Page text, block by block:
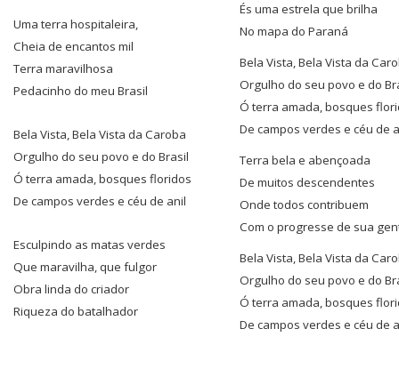
Uma terra hospitaleira,
Cheia de encantos mil
Terra maravilhosa
Pedacinho do meu Brasil
Bela Vista, Bela Vista da Caroba
Orgulho do seu povo e do Brasil
Ó terra amada, bosques floridos
De campos verdes e céu de anil
Esculpindo as matas verdes
Que maravilha, que fulgor
Obra linda do criador
Riqueza do batalhador
És uma estrela que brilha
No mapa do Paraná
Bela Vista, Bela Vista da
Orgulho do seu povo e do
Ó terra amada, bosques
De campos verdes e céu de
Terra bela e abençoada
De muitos descendentes
Onde todos contribuem
Com o progresse de sua
Bela Vista, Bela Vista da
Orgulho do seu povo e do
Ó terra amada, bosques
De campos verdes e céu de